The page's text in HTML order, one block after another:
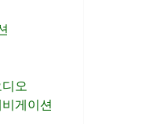
오
게이션